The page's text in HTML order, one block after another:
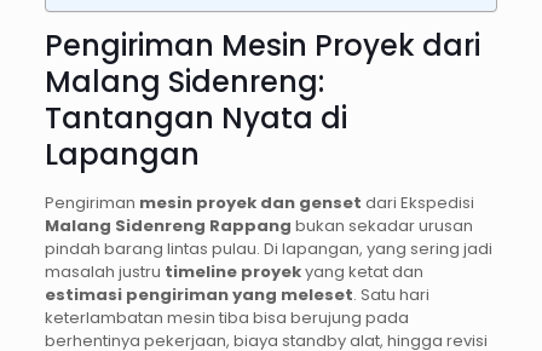
Pengiriman Mesin Proyek dari
Malang Sidenreng:
Tantangan Nyata di
Lapangan
Pengiriman mesin proyek dan genset dari Ekspedisi
Malang Sidenreng Rappang bukan sekadar urusan
pindah barang lintas pulau. Di lapangan, yang sering jadi
masalah justru timeline proyekyang ketat dan
estimasi pengiriman yang meleset. Satu hari
keterlambatan mesin tiba bisa berujung pada
berhentinya pekerjaan, biaya standby alat, hingga revisi